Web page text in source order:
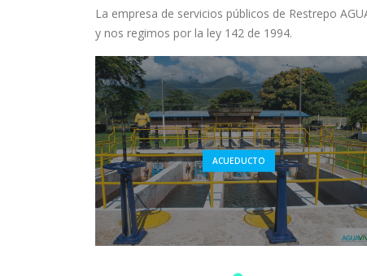
La empresa de servicios públicos de Restrepo
y nos regimos por la ley 142 de 1994.
ACUEDUCTO